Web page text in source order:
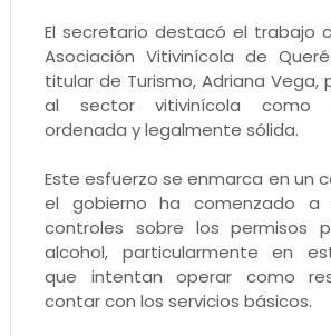
El secretario destacó el trabajo
Asociación Vitivinícola de
titular de Turismo, Adriana Vega,
al sector vitivinícola como
ordenada y legalmente sólida.
Este esfuerzo se enmarca en un
el gobierno ha comenzado a
controles sobre los permisos
alcohol, particularmente en
que intentan operar como
contar con los servicios básicos.